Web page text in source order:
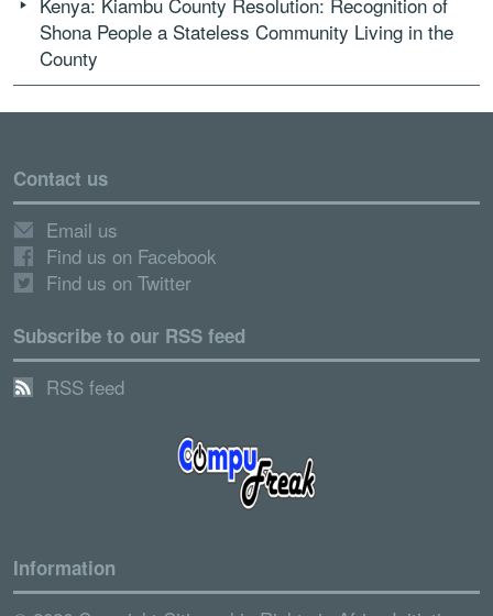
Shona People a Stateless Community Living in the
County
Contact us
Email us
Find us on Facebook
Find us on Twitter
Subscribe to our RSS feed
RSS feed
Information